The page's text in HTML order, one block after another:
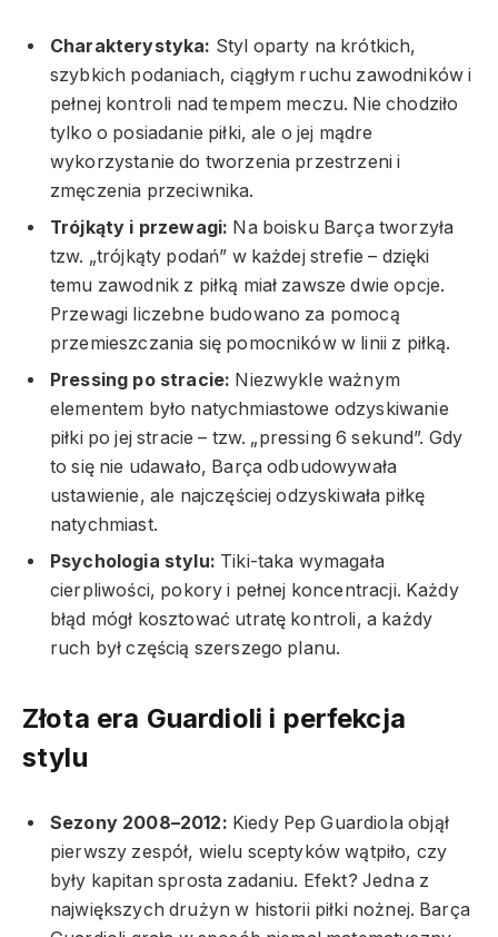
Charakterystyka: Styl oparty na krótkich,
szybkich podaniach, ciągłym ruchu zawodników i
pełnej kontroli nad tempem meczu. Nie chodziło
tylko o posiadanie piłki, ale o jej mądre
wykorzystanie do tworzenia przestrzeni i
zmęczenia przeciwnika.
Trójkąty i przewagi: Na boisku Barça tworzyła
tzw. „trójkąty podań” w każdej strefie – dzięki
temu zawodnik z piłką miał zawsze dwie opcje.
Przewagi liczebne budowano za pomocą
przemieszczania się pomocników w linii z piłką.
Pressing po stracie: Niezwykle ważnym
elementem było natychmiastowe odzyskiwanie
piłki po jej stracie – tzw. „pressing 6 sekund”. Gdy
to się nie udawało, Barça odbudowywała
ustawienie, ale najczęściej odzyskiwała piłkę
natychmiast.
Psychologia stylu: Tiki-taka wymagała
cierpliwości, pokory i pełnej koncentracji. Każdy
błąd mógł kosztować utratę kontroli, a każdy
ruch był częścią szerszego planu.
Złota era Guardioli i perfekcja
stylu
Sezony 2008–2012: Kiedy Pep Guardiola objął
pierwszy zespół, wielu sceptyków wątpiło, czy
były kapitan sprosta zadaniu. Efekt? Jedna z
największych drużyn w historii piłki nożnej. Barça